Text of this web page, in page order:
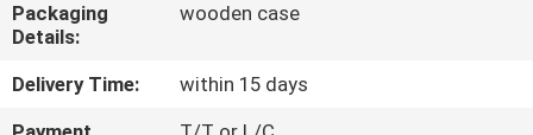
NIEUWS
VERZOEK
Packaging
Details:
wooden case
Delivery Time:
within 15 days